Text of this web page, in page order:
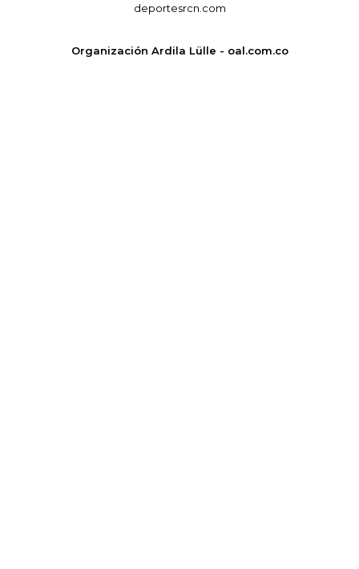
deportesrcn.com
Organización Ardila Lülle - oal.com.co